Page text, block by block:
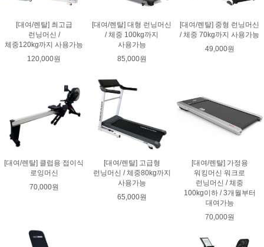
[대여/렌탈] 최고급
런닝머신 /
체중120kg까지 사용가능
120,000원
[대여/렌탈] 대형 런닝머신
/ 체중 100kg까지
사용가능
85,000원
[대여/렌탈] 중형 런닝머신
/ 체중 70kg까지 사용가능
49,000원
[대여/렌탈] 클럽용 접이식
로잉머신
70,000원
[대여/렌탈] 고급형
런닝머신 / 체중80kg까지
사용가능
65,000원
[대여/렌탈] 가정용
워킹머신 워크로
런닝머신 / 체중
100kg이하 / 3개월부터
대여가능
70,000원